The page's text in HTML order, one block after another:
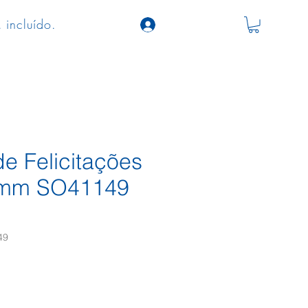
incluído.
Felicitações
SO41149